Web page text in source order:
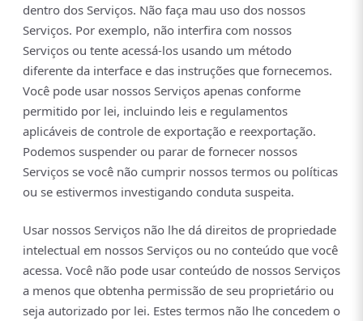
dentro dos Serviços. Não faça mau uso dos nossos
Serviços. Por exemplo, não interfira com nossos
Serviços ou tente acessá-los usando um método
diferente da interface e das instruções que fornecemos.
Você pode usar nossos Serviços apenas conforme
permitido por lei, incluindo leis e regulamentos
aplicáveis de controle de exportação e reexportação.
Podemos suspender ou parar de fornecer nossos
Serviços se você não cumprir nossos termos ou políticas
ou se estivermos investigando conduta suspeita.
Usar nossos Serviços não lhe dá direitos de propriedade
intelectual em nossos Serviços ou no conteúdo que você
acessa. Você não pode usar conteúdo de nossos Serviços
a menos que obtenha permissão de seu proprietário ou
seja autorizado por lei. Estes termos não lhe concedem o